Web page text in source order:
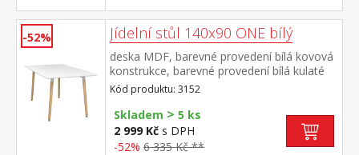
-52% Jídelní stůl 140x90 ONE bílý
deska MDF, barevné provedení bílá kovová
konstrukce, barevné provedení bílá kulaté
nohy, materiál masiv buk nastavitelné
plastové kluzáky s pochromovanou krytkou
Kód produktu: 3152
Skladem > 5 ks
2 999 Kč s DPH
-52% 6 335 Kč **